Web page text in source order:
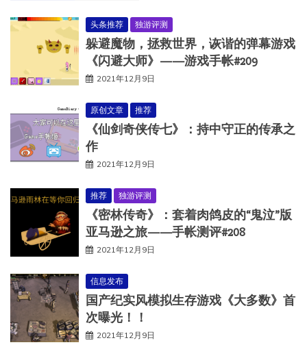
头条推荐 独游评测
躲避魔物，拯救世界，诙谐的弹幕游戏
《闪避大师》——游戏手帐#209
2021年12月9日
原创文章 推荐
《仙剑奇侠传七》：持中守正的传承之
作
2021年12月9日
推荐 独游评测
《密林传奇》：套着肉鸽皮的“鬼泣”版
亚马逊之旅——手帐测评#208
2021年12月9日
信息发布
国产纪实风模拟生存游戏《大多数》首
次曝光！！
2021年12月9日